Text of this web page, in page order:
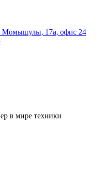
Момышулы, 17а, офис 24
в мире техники